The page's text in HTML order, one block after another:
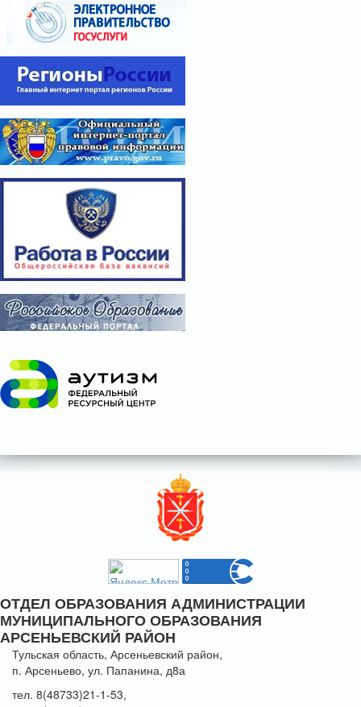
ОТДЕЛ ОБРАЗОВАНИЯ АДМИНИСТРАЦИИ
МУНИЦИПАЛЬНОГО ОБРАЗОВАНИЯ
АРСЕНЬЕВСКИЙ РАЙОН
Тульская область, Арсеньевский район,
п. Арсеньево, ул. Папанина, д8а
тел. 8(48733)21-1-53,